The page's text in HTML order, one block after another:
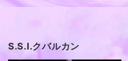
S.S.I.クバルカン